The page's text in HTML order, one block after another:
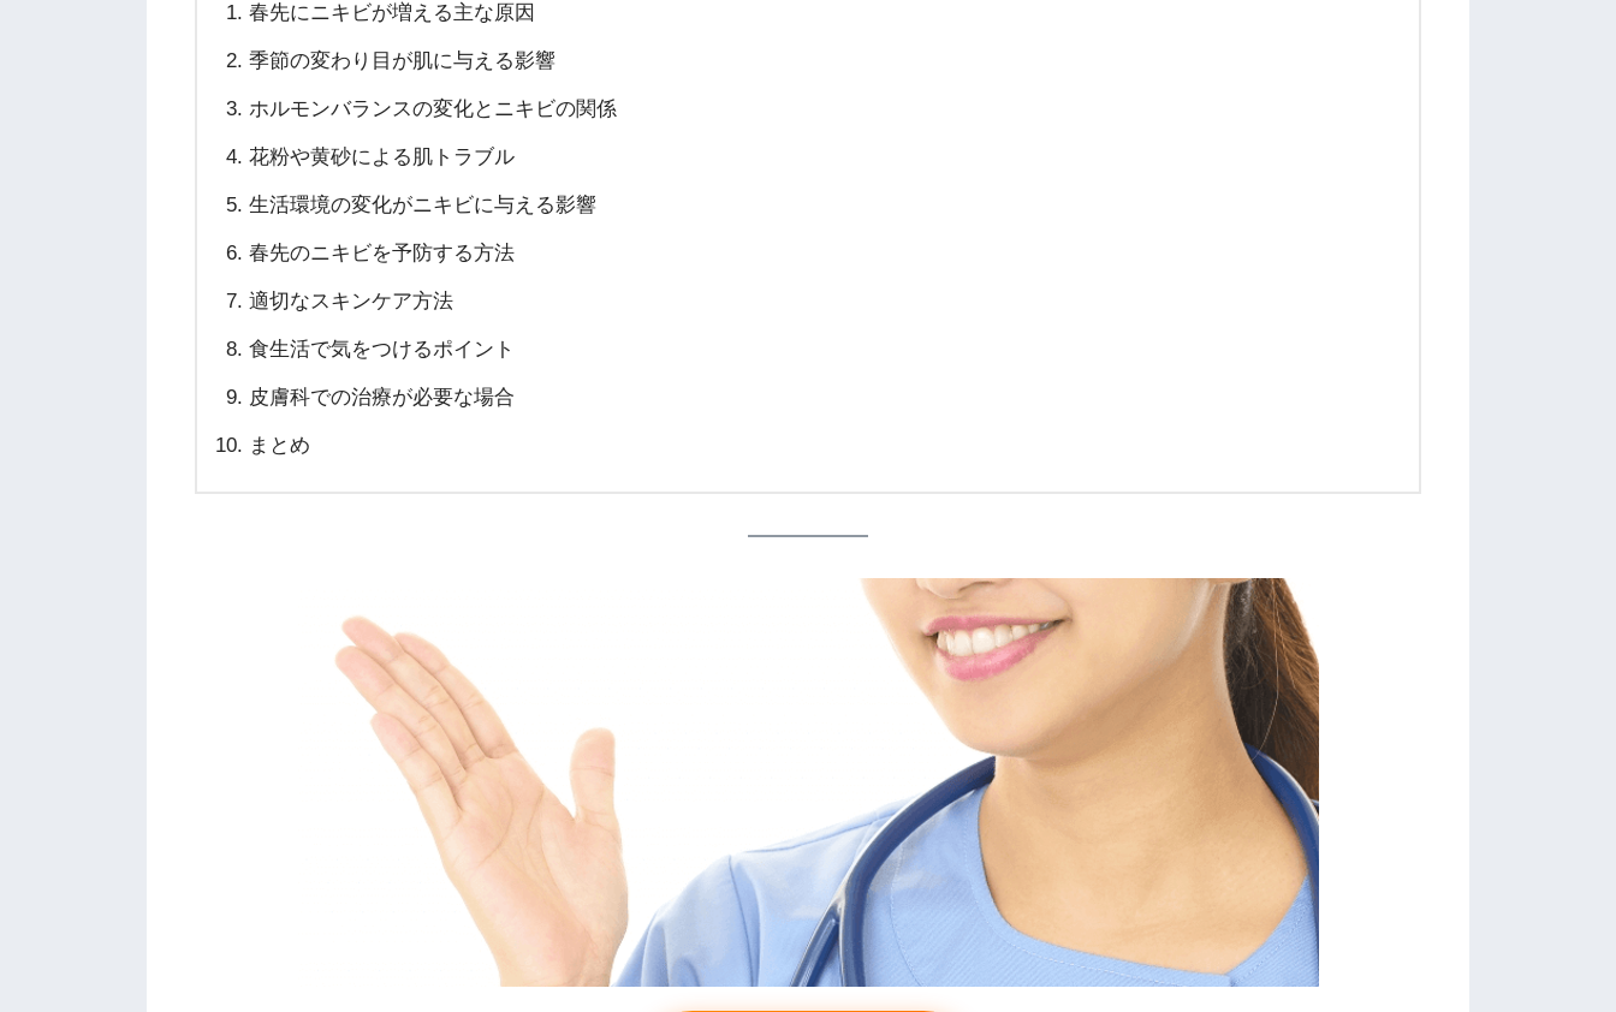
春先にニキビが増える主な原因
季節の変わり目が肌に与える影響
ホルモンバランスの変化とニキビの関係
花粉や黄砂による肌トラブル
生活環境の変化がニキビに与える影響
春先のニキビを予防する方法
適切なスキンケア方法
食生活で気をつけるポイント
皮膚科での治療が必要な場合
まとめ